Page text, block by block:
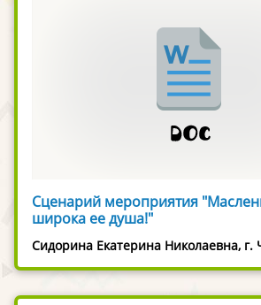
Сценарий мероприятия
широка ее душа!"
Сидорина Екатерина Николаевна, г.